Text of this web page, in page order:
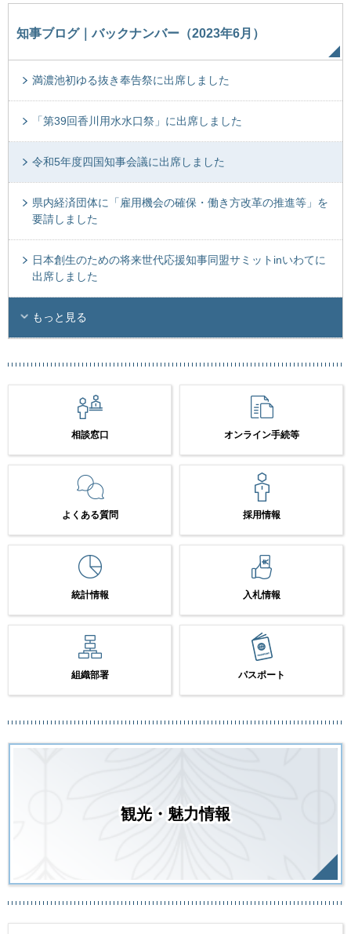
知事ブログ｜バックナンバー（2023年6月）
満濃池初ゆる抜き奉告祭に出席しました
「第39回香川用水水口祭」に出席しました
令和5年度四国知事会議に出席しました
県内経済団体に「雇用機会の確保・働き方改革の推進等」を
要請しました
日本創生のための将来世代応援知事同盟サミットinいわてに
出席しました
もっと見る
相談窓口 オンライン手続等
よくある質問 採用情報
統計情報 入札情報
組織部署 パスポート
観光・魅力情報